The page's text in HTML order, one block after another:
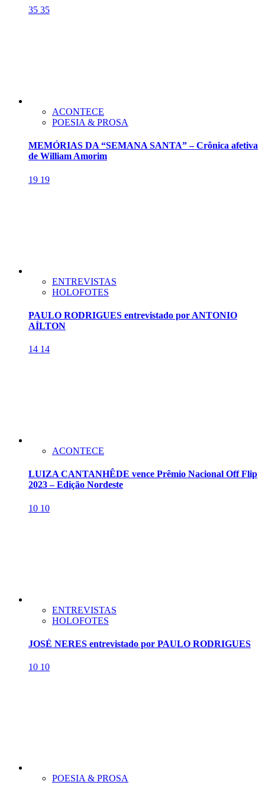
35 35
ACONTECE
POESIA & PROSA
MEMÓRIAS DA “SEMANA SANTA” – Crônica afetiva
de William Amorim
19 19
ENTREVISTAS
HOLOFOTES
PAULO RODRIGUES entrevistado por ANTONIO
AÍLTON
14 14
ACONTECE
LUIZA CANTANHÊDE vence Prêmio Nacional Off Flip
2023 – Edição Nordeste
10 10
ENTREVISTAS
HOLOFOTES
JOSÉ NERES entrevistado por PAULO RODRIGUES
10 10
POESIA & PROSA